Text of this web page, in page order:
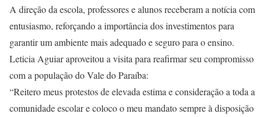
A direção da escola, professores e alunos receberam a notícia com
entusiasmo, reforçando a importância dos investimentos para
garantir um ambiente mais adequado e seguro para o ensino.
Leticia Aguiar aproveitou a visita para reafirmar seu compromisso
com a população do Vale do Paraíba:
“Reitero meus protestos de elevada estima e consideração a toda a
comunidade escolar e coloco o meu mandato sempre à disposição